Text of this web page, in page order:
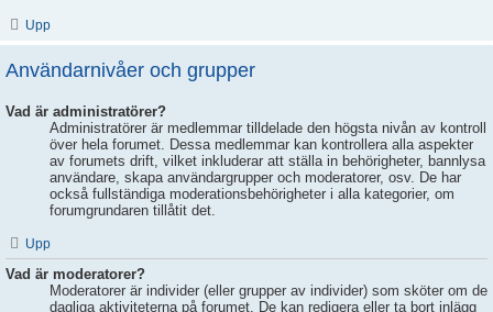
Upp
Användarnivåer och grupper
Vad är administratörer?
Administratörer är medlemmar tilldelade den högsta nivån av kontroll
över hela forumet. Dessa medlemmar kan kontrollera alla aspekter
av forumets drift, vilket inkluderar att ställa in behörigheter, bannlysa
användare, skapa användargrupper och moderatorer, osv. De har
också fullständiga moderationsbehörigheter i alla kategorier, om
forumgrundaren tillåtit det.
Upp
Vad är moderatorer?
Moderatorer är individer (eller grupper av individer) som sköter om de
dagliga aktiviteterna på forumet. De kan redigera eller ta bort inlägg